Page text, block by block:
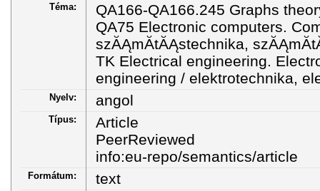
Téma:
QA166-QA166.245 Graphs
QA75 Electronic computers.
szĂĄmĂ­tĂĄstechnika,
TK Electrical engineering.
engineering / elektrotechnika,
Nyelv: angol
Típus:
Article
PeerReviewed
info:eu-repo/semantics/article
Formátum: text